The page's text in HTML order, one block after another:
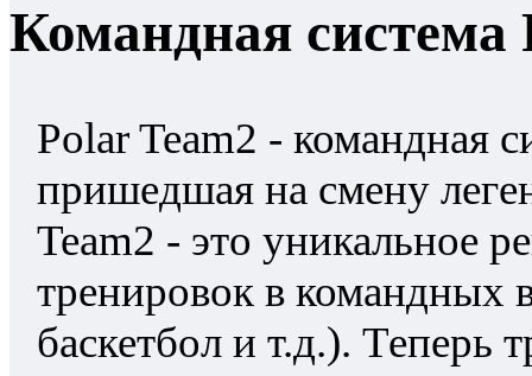
Командная система
Polar Team2 - командная
пришедшая на смену
Team2 - это уникальное
тренировок в командных
баскетбол и т.д.). Теперь